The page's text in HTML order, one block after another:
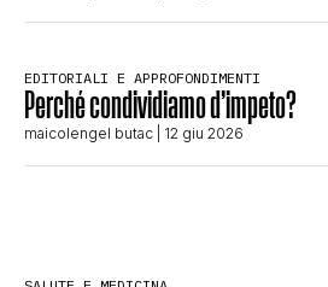
EDITORIALI E APPROFONDIMENTI
Perché condividiamo d’impeto?
maicolengel butac | 12 giu 2026